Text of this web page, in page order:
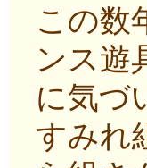
この数
ンス遊
に気づ
すみれ